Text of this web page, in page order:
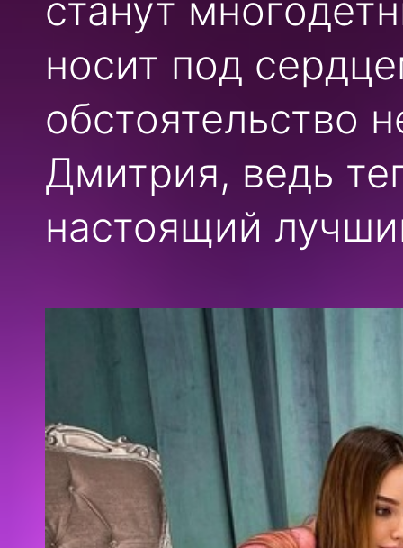
станут
носит под
обстоятельство
Дмитрия, ведь
настоящий